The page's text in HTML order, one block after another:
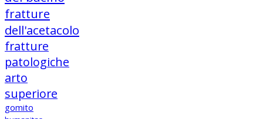
fratture
dell'acetacolo
fratture
patologiche
arto
superiore
gomito